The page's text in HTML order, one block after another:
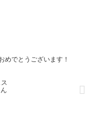
めでとうございます！